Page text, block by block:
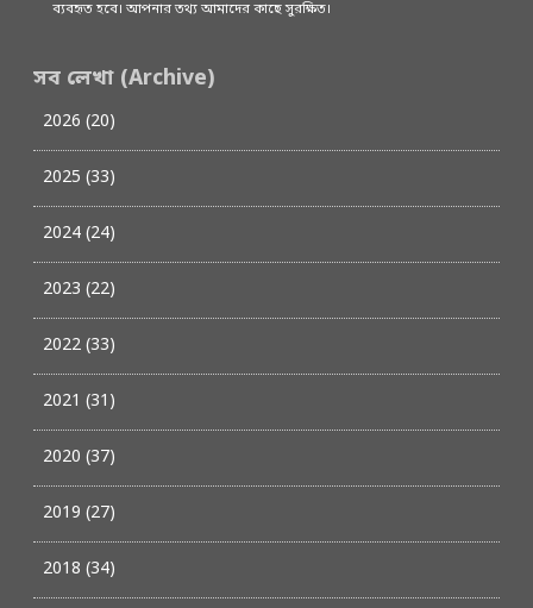
ব্যবহৃত হবে। আপনার তথ্য আমাদের কাছে সুরক্ষিত।
সব লেখা (Archive)
2026 (20)
2025 (33)
2024 (24)
2023 (22)
2022 (33)
2021 (31)
2020 (37)
2019 (27)
2018 (34)